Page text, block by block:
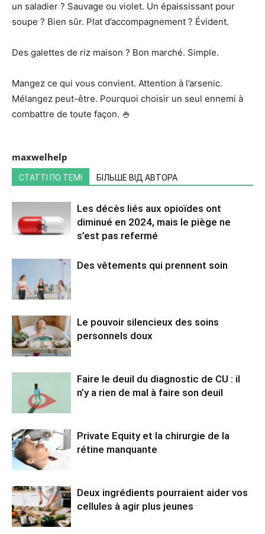
un saladier ? Sauvage ou violet. Un épaississant pour
soupe ? Bien sûr. Plat d’accompagnement ? Évident.
Des galettes de riz maison ? Bon marché. Simple.
Mangez ce qui vous convient. Attention à l’arsenic.
Mélangez peut-être. Pourquoi choisir un seul ennemi à
combattre de toute façon. 🍚
maxwelhelp
СТАТТІ ПО ТЕМІ БІЛЬШЕ ВІД АВТОРА
Les décès liés aux opioïdes ont
diminué en 2024, mais le piège ne
s’est pas refermé
Des vêtements qui prennent soin
Le pouvoir silencieux des soins
personnels doux
Faire le deuil du diagnostic de CU : il
n’y a rien de mal à faire son deuil
Private Equity et la chirurgie de la
rétine manquante
Deux ingrédients pourraient aider vos
cellules à agir plus jeunes